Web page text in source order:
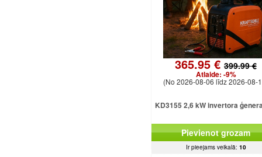
365.95 €399.99 €
Atlaide: -9%
(No 2026-08-06 līdz 2026-08-
KD3155 2,6 kW invertora
Pievienot grozam
Ir pieejams veikalā: 10